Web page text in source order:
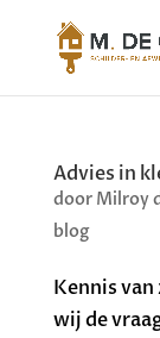
Advies in
door Milroy
blog
Kennis
wij de